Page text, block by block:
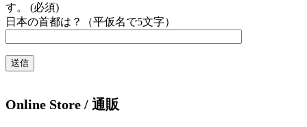
す。 (必須)
日本の首都は？（平仮名で5文字）
Online Store / 通販